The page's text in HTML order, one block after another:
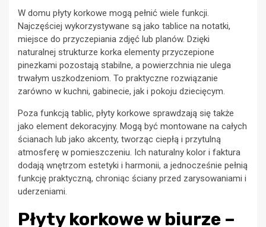
W domu płyty korkowe mogą pełnić wiele funkcji.
Najczęściej wykorzystywane są jako tablice na notatki,
miejsce do przyczepiania zdjęć lub planów. Dzięki
naturalnej strukturze korka elementy przyczepione
pinezkami pozostają stabilne, a powierzchnia nie ulega
trwałym uszkodzeniom. To praktyczne rozwiązanie
zarówno w kuchni, gabinecie, jak i pokoju dziecięcym.
Poza funkcją tablic, płyty korkowe sprawdzają się także
jako element dekoracyjny. Mogą być montowane na całych
ścianach lub jako akcenty, tworząc ciepłą i przytulną
atmosferę w pomieszczeniu. Ich naturalny kolor i faktura
dodają wnętrzom estetyki i harmonii, a jednocześnie pełnią
funkcję praktyczną, chroniąc ściany przed zarysowaniami i
uderzeniami.
Płyty korkowe w biurze –